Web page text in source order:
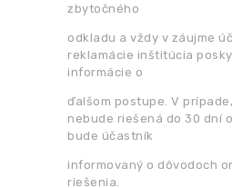
zbytočného
odkladu a vždy v záujme
reklamácie inštitúcia
informácie o
ďalšom postupe. V
nebude riešená do 30 dní
bude účastník
informovaný o dôvodoch
riešenia.